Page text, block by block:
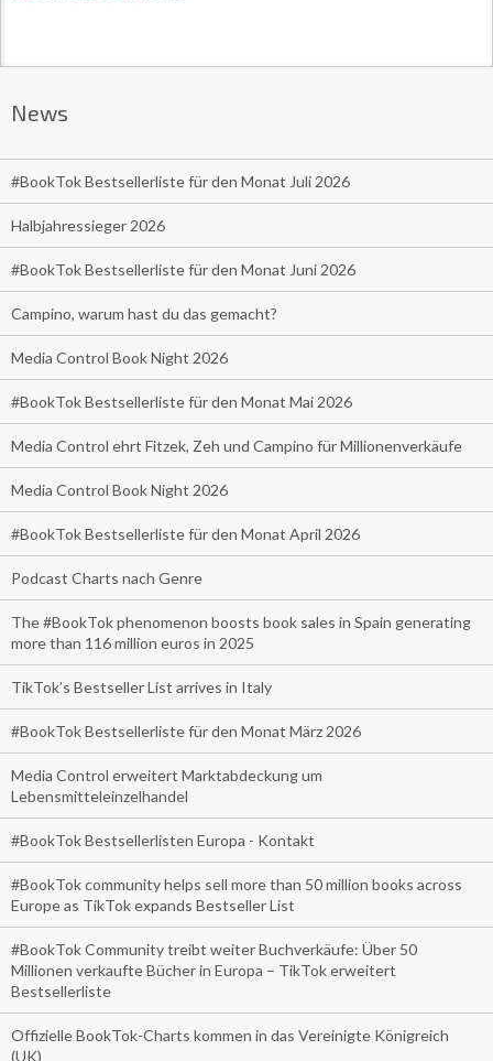
News
#BookTok Bestsellerliste für den Monat Juli 2026
Halbjahressieger 2026
#BookTok Bestsellerliste für den Monat Juni 2026
Campino, warum hast du das gemacht?
Media Control Book Night 2026
#BookTok Bestsellerliste für den Monat Mai 2026
Media Control ehrt Fitzek, Zeh und Campino für Millionenverkäufe
Media Control Book Night 2026
#BookTok Bestsellerliste für den Monat April 2026
Podcast Charts nach Genre
The #BookTok phenomenon boosts book sales in Spain generating
more than 116 million euros in 2025
TikTok’s Bestseller List arrives in Italy
#BookTok Bestsellerliste für den Monat März 2026
Media Control erweitert Marktabdeckung um
Lebensmitteleinzelhandel
#BookTok Bestsellerlisten Europa - Kontakt
#BookTok community helps sell more than 50 million books across
Europe as TikTok expands Bestseller List
#BookTok Community treibt weiter Buchverkäufe: Über 50
Millionen verkaufte Bücher in Europa – TikTok erweitert
Bestsellerliste
Offizielle BookTok-Charts kommen in das Vereinigte Königreich
(UK)